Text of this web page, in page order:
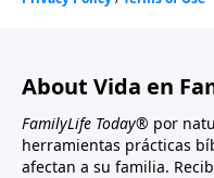
About Vida en
FamilyLife Today® por
herramientas prácticas
afectan a su familia.